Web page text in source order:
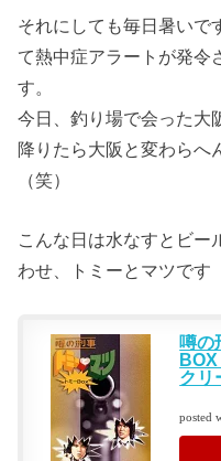
それにしても毎日暑いで
て熱中症アラートが発令
す。
今日、釣り場で会った大
降りたら大阪と変わらへ
（笑）
こんな日は水なすとビー
わせ、トミーとマツです
噂の
クリ
posted